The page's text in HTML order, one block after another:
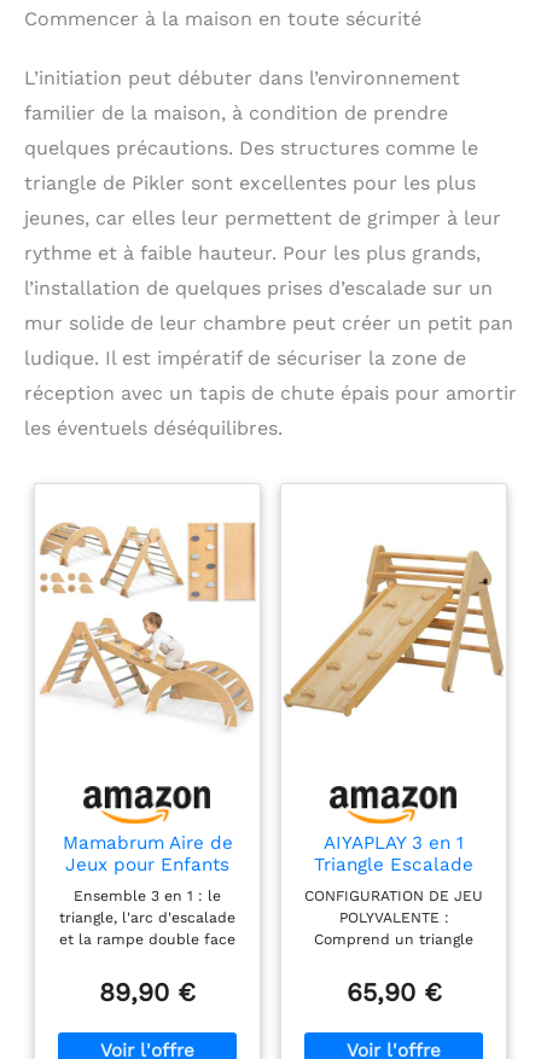
Commencer à la maison en toute sécurité
L’initiation peut débuter dans l’environnement
familier de la maison, à condition de prendre
quelques précautions. Des structures comme le
triangle de Pikler sont excellentes pour les plus
jeunes, car elles leur permettent de grimper à leur
rythme et à faible hauteur. Pour les plus grands,
l’installation de quelques prises d’escalade sur un
mur solide de leur chambre peut créer un petit pan
ludique. Il est impératif de sécuriser la zone de
réception avec un tapis de chute épais pour amortir
les éventuels déséquilibres.
Mamabrum Aire de
Jeux pour Enfants
en Bois - Triangle
Pickler, Arc
d'escalade,
Toboggan Double
Montessori pour la
Ensemble 3 en 1 : le
triangle, l'arc d'escalade
et la rampe double face
activités à la maison,
favorisant le
mouvement et le jeu
89,90 €
AIYAPLAY 3 en 1
Triangle Escalade
Enfants, Rampe
Double-Face, Bois
Naturel
CONFIGURATION DE JEU
POLYVALENTE :
Comprend un triangle
toboggan à deux faces, ce
parcours de motricité
motrices des jeunes
65,90 €